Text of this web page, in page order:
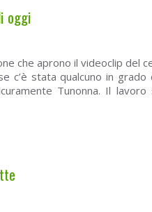
oggi
che aprono il videoclip del
c’è stata qualcuno in grado
Tunonna. Il lavoro